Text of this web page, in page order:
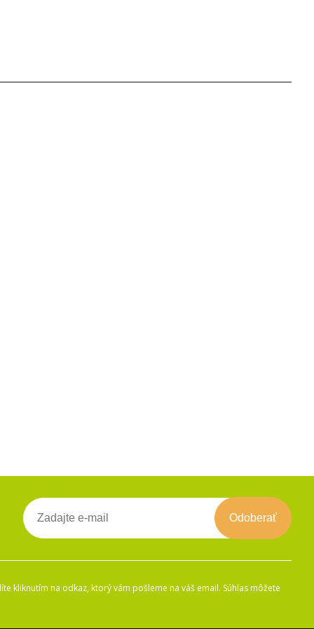
Odoberať
kliknutím na odkaz, ktorý vám pošleme na váš email. Súhlas môžete